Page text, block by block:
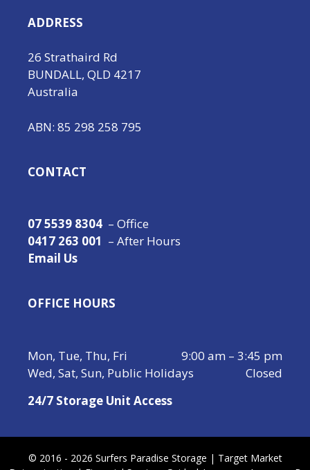
ADDRESS
26 Strathaird Rd
BUNDALL, QLD 4217
Australia
ABN: 85 298 258 795
CONTACT
07 5539 8304 – Office
0417 263 001 – After Hours
Email Us
OFFICE HOURS
Mon, Tue, Thu, Fri
9:00 am – 3:45 pm
Wed, Sat, Sun, Public Holidays
Closed
24/7 Storage Unit Access
© 2016 - 2026 Surfers Paradise Storage | Target Market